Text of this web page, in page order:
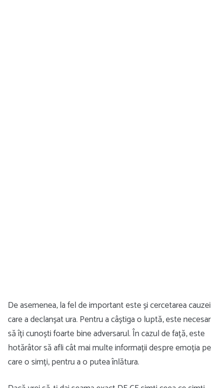
De asemenea, la fel de important este și cercetarea cauzei
care a declanșat ura. Pentru a câștiga o luptă, este necesar
să îți cunoști foarte bine adversarul. În cazul de față, este
hotărâtor să afli cât mai multe informații despre emoția pe
care o simți, pentru a o putea înlătura.